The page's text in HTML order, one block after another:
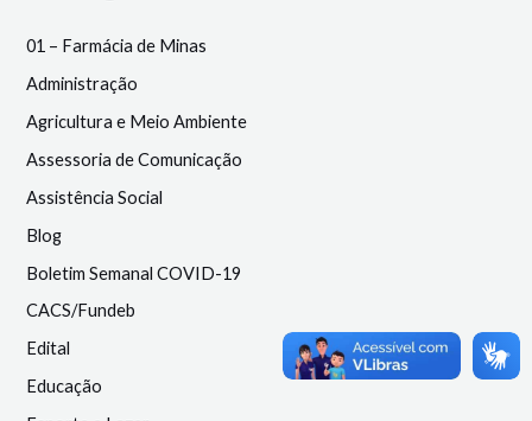
01 – Farmácia de Minas
Administração
Agricultura e Meio Ambiente
Assessoria de Comunicação
Assistência Social
Blog
Boletim Semanal COVID-19
CACS/Fundeb
Edital
Educação